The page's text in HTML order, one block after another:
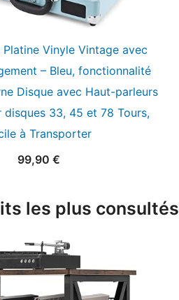
Platine Vinyle Vintage avec
– Bleu, fonctionnalité
Disque avec Haut-parleurs
disques 33, 45 et 78 Tours,
à Transporter
99,90 €
les plus consultés